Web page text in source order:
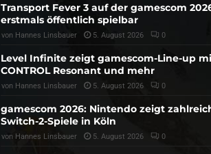
Transport Fever 3 auf der gamescom
erstmals öffentlich spielbar
von Hannes Linsbauer 5. August 2026 0
Level Infinite zeigt gamescom-Line-up
CONTROL Resonant und mehr
von Hannes Linsbauer 5. August 2026 0
gamescom 2026: Nintendo zeigt
Switch-2-Spiele in Köln
von Hannes Linsbauer 5. August 2026 0